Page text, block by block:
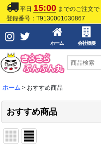
平日 15:00 までのご注文で
登録番号：T9130001030867
ホーム 会社概要
ホーム > おすすめ商品
おすすめ商品